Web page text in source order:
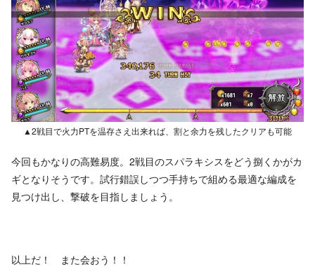
▲2戦目で火力PTを温存さえ出来れば、割と余力を残したクリアも可能
今回もかなりの高難易度。2戦目のスパラキシスをどう捌くかがカ
ギとなりそうです。試行錯誤しつつ手持ちで組める最適な編成を
見つけ出し、撃破を目指しましょう。
以上だ！ また会おう！！